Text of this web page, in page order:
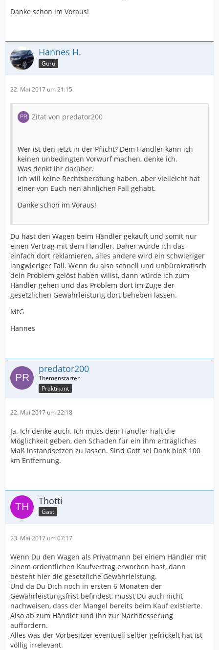
Danke schon im Voraus!
Hannes H.
Guru
22. Mai 2017 um 21:15
Zitat von predator200
Wer ist den jetzt in der Pflicht? Dem Händler kann ich
keinen unbedingten Vorwurf machen, denke ich.
Was denkt ihr darüber.
Ich will keine Rechtsberatung haben, aber vielleicht hat
einer von Euch nen ähnlichen Fall gehabt.
Danke schon im Voraus!
Du hast den Wagen beim Händler gekauft und somit nur
einen Vertrag mit dem Händler. Daher würde ich das
einfach dort reklamieren, alles andere wird ein schwieriger
langwieriger Fall. Wenn du also schnell und unbürokratisch
dein Problem gelöst haben willst, dann würde ich zum
Händler gehen und das Problem dort im Zuge der
gesetzlichen Gewährleistung dort beheben lassen.
MfG
Hannes
predator200
Praktikant
22. Mai 2017 um 22:18
Ja. Ich denke auch. Ich muss dem Händler halt die
Möglichkeit geben, den Schaden für ein ihm erträgliches
Maß instandsetzen zu lassen. Sind Gott sei Dank bloß 100
km Entfernung.
Thotti
Gast
23. Mai 2017 um 07:17
Wenn Du den Wagen als Privatmann bei einem Händler mit
einem ordentlichen Kaufvertrag erworben hast, dann
besteht hier die gesetzliche Gewährleistung.
Und da Du Dich noch in ersten 6 Monaten der
Gewährleistungsfrist befindest, musst Du auch nicht
nachweisen, dass der Mangel bereits beim Kauf existierte.
Also ab zum Händler und ihn zur Nachbesserung
auffordern.
Alles was der Vorbesitzer eventuell selber gefrickelt hat ist
völlig irrelevant.